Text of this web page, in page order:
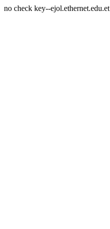
no check key--ejol.ethernet.edu.et